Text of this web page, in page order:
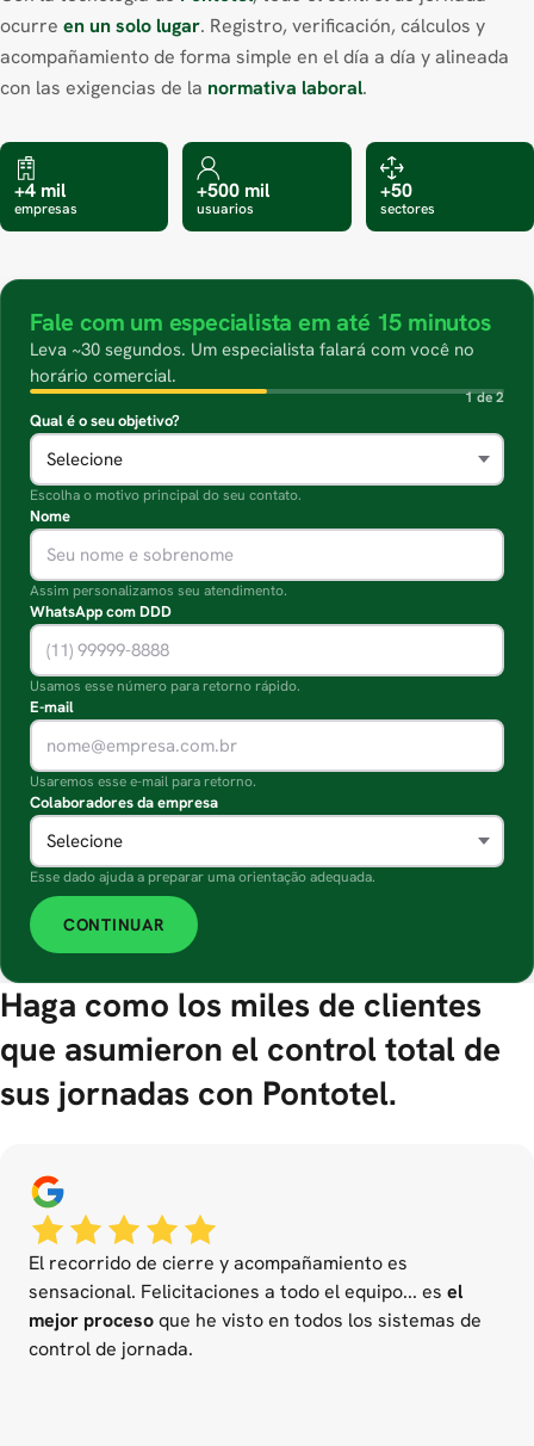
ocurre en un solo lugar. Registro, verificación, cálculos y
acompañamiento de forma simple en el día a día y alineada
con las exigencias de la normativa laboral.
+4 mil
empresas
+500 mil
usuarios
+50
sectores
Fale com um especialista em até 15 minutos
Leva ~30 segundos. Um especialista falará com você no
horário comercial.
1 de 2
Qual é o seu objetivo?
Escolha o motivo principal do seu contato.
Nome
Assim personalizamos seu atendimento.
WhatsApp com DDD
Usamos esse número para retorno rápido.
E-mail
Usaremos esse e-mail para retorno.
Colaboradores da empresa
Esse dado ajuda a preparar uma orientação adequada.
CONTINUAR
Haga como los miles de clientes
que asumieron el control total de
sus jornadas con Pontotel.
El recorrido de cierre y acompañamiento es
sensacional. Felicitaciones a todo el equipo... es el
mejor procesoque he visto en todos los sistemas de
control de jornada.